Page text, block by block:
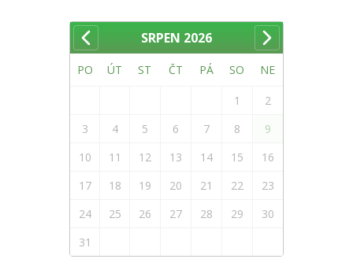
SRPEN 2026
PO ÚT ST ČT PÁ SO NE
1
2
3
4 5 6 7 8
9
10
11 12 13 14 15
16
17
18 19 20 21 22
23
24
25 26 27 28 29
30
31